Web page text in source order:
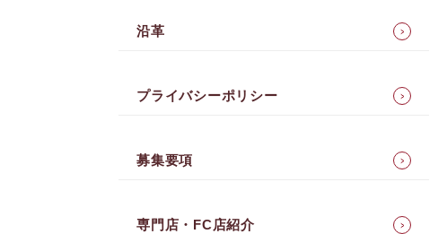
沿革
プライバシーポリシー
募集要項
専門店・FC店紹介